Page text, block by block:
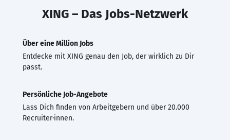
XING – Das Jobs-Netzwerk
Über eine Million Jobs
Entdecke mit XING genau den Job, der wirklich zu Dir
passt.
Persönliche Job-Angebote
Lass Dich finden von Arbeitgebern und über 20.000
Recruiter·innen.